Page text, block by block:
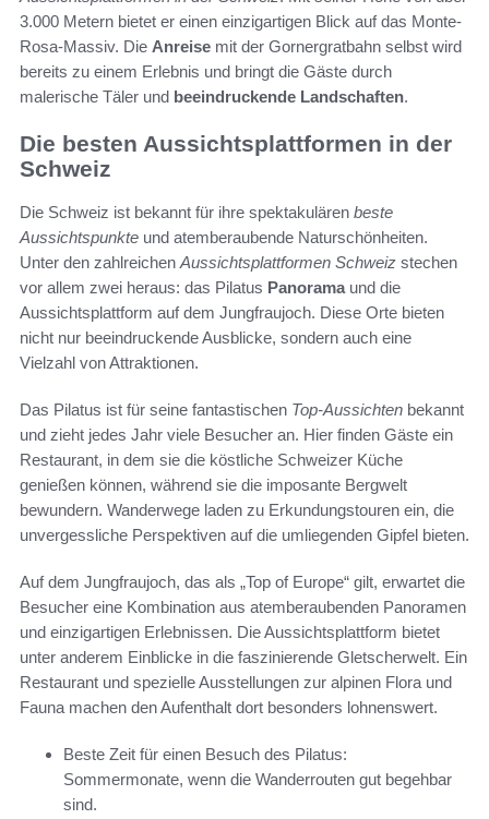
3.000 Metern bietet er einen einzigartigen Blick auf das Monte-
Rosa-Massiv. Die Anreise mit der Gornergratbahn selbst wird
bereits zu einem Erlebnis und bringt die Gäste durch
malerische Täler und beeindruckende Landschaften.
Die besten Aussichtsplattformen in der
Schweiz
Die Schweiz ist bekannt für ihre spektakulären beste
Aussichtspunkte und atemberaubende Naturschönheiten.
Unter den zahlreichen Aussichtsplattformen Schweiz stechen
vor allem zwei heraus: das Pilatus Panoramaund die
Aussichtsplattform auf dem Jungfraujoch. Diese Orte bieten
nicht nur beeindruckende Ausblicke, sondern auch eine
Vielzahl von Attraktionen.
Das Pilatus ist für seine fantastischen Top-Aussichten bekannt
und zieht jedes Jahr viele Besucher an. Hier finden Gäste ein
Restaurant, in dem sie die köstliche Schweizer Küche
genießen können, während sie die imposante Bergwelt
bewundern. Wanderwege laden zu Erkundungstouren ein, die
unvergessliche Perspektiven auf die umliegenden Gipfel bieten.
Auf dem Jungfraujoch, das als „Top of Europe“ gilt, erwartet die
Besucher eine Kombination aus atemberaubenden Panoramen
und einzigartigen Erlebnissen. Die Aussichtsplattform bietet
unter anderem Einblicke in die faszinierende Gletscherwelt. Ein
Restaurant und spezielle Ausstellungen zur alpinen Flora und
Fauna machen den Aufenthalt dort besonders lohnenswert.
Beste Zeit für einen Besuch des Pilatus:
Sommermonate, wenn die Wanderrouten gut begehbar
sind.